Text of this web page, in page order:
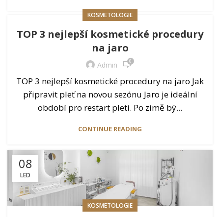
KOSMETOLOGIE
TOP 3 nejlepší kosmetické procedury
na jaro
Admin 0
TOP 3 nejlepší kosmetické procedury na jaro Jak
připravit pleť na novou sezónu Jaro je ideální
období pro restart pleti. Po zimě bý...
CONTINUE READING
08
LED
KOSMETOLOGIE